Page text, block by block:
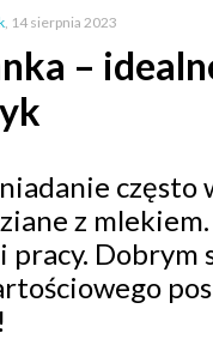
, 14 sierpnia 2023
–
z
pracy.